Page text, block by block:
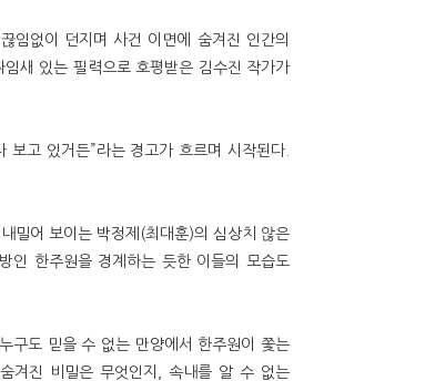
임없이 던지며 사건 이면에 숨겨진 인간의
임새 있는 필력으로 호평받은 김수진 작가가
고 있거든”라는 경고가 흐르며 시작된다.
밀어 보이는 박정제(최대훈)의 심상치 않은
인 한주원을 경계하는 듯한 이들의 모습도
구도 믿을 수 없는 만양에서 한주원이 쫓는
겨진 비밀은 무엇인지, 속내를 알 수 없는